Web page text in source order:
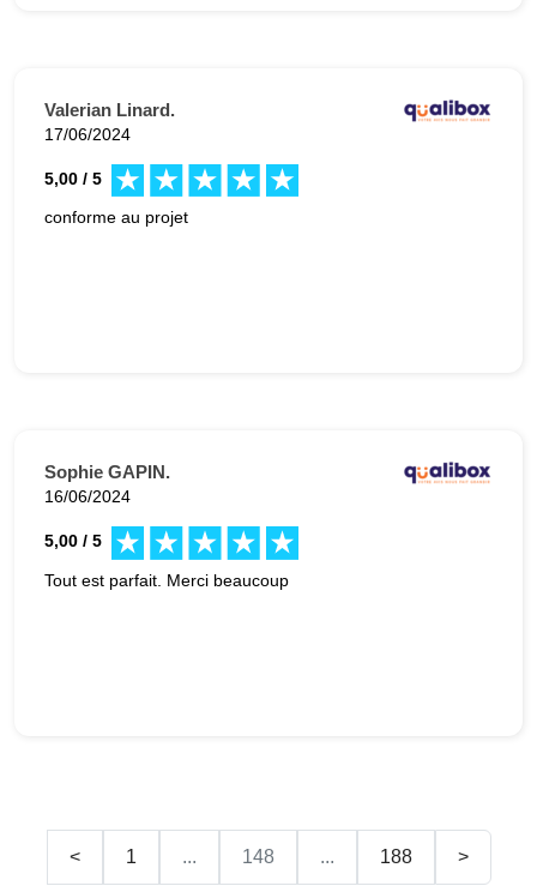
Valerian Linard.
17/06/2024
5,00 / 5
conforme au projet
Sophie GAPIN.
16/06/2024
5,00 / 5
Tout est parfait. Merci beaucoup
< 1 ... 148 ... 188 >